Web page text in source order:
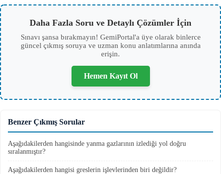
Daha Fazla Soru ve Detaylı Çözümler İçin
Sınavı şansa bırakmayın! GemiPortal'a üye olarak binlerce
güncel çıkmış soruya ve uzman konu anlatımlarına anında
erişin.
Hemen Kayıt Ol
Benzer Çıkmış Sorular
Aşağıdakilerden hangisinde yanma gazlarının izlediği yol doğru
sıralanmıştır?
Aşağıdakilerden hangisi greslerin işlevlerinden biri değildir?